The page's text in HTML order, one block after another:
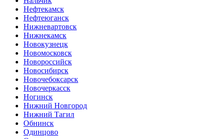
Нефтекамск
Нефтеюганск
Нижневартовск
Нижнекамск
Новокузнецк
Новомосковск
Новороссийск
Новосибирск
Новочебоксарск
Новочеркасск
Ногинск
Нижний Новгород
Нижний Тагил
Обнинск
Одинцово